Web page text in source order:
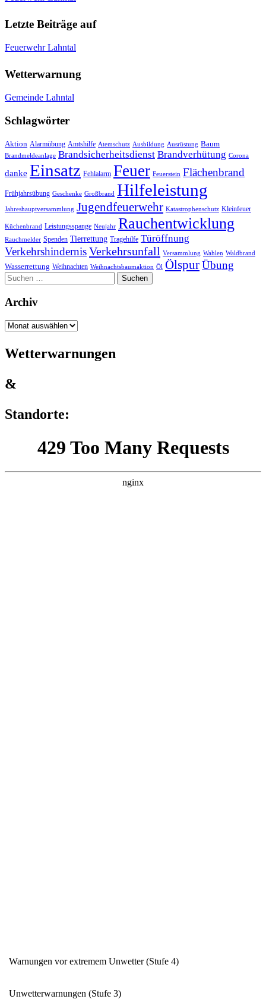
Letzte Beiträge auf
Feuerwehr Lahntal
Wetterwarnung
Gemeinde Lahntal
Schlagwörter
Aktion Alarmübung Amtshilfe Atemschutz Ausbildung Ausrüstung Baum
Brandmeldeanlage Brandsicherheitsdienst Brandverhütung Corona
danke Einsatz Fehlalarm Feuer Feuerstein Flächenbrand
Frühjahrsübung Geschenke Großbrand Hilfeleistung
Jahreshauptversammlung Jugendfeuerwehr Katastrophenschutz Kleinfeuer
Küchenbrand Leistungsspange Neujahr Rauchentwicklung
Rauchmelder Spenden Tierrettung Tragehilfe Türöffnung
Verkehrshindernis Verkehrsunfall Versammlung Wahlen Waldbrand
Wasserrettung Weihnachten Weihnachtsbaumaktion Öl Ölspur Übung
Suchen
nach:
Archiv
Archiv
Wetterwarnungen
&
Standorte:
Warnungen vor extremem Unwetter (Stufe 4)
Unwetterwarnungen (Stufe 3)